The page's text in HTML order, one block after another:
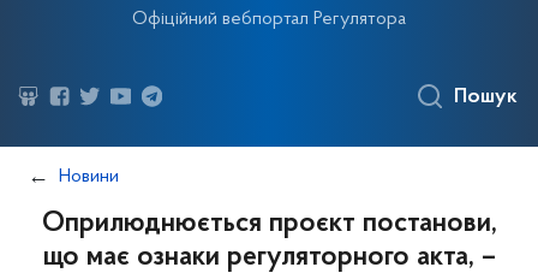
Офіційний вебпортал Регулятора
Пошук
Новини
Оприлюднюється проєкт постанови,
що має ознаки регуляторного акта, –